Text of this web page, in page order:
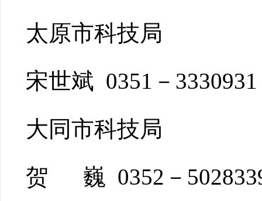
太原市科技局
宋世斌 0351－3330931
大同市科技局
贺 巍 0352－